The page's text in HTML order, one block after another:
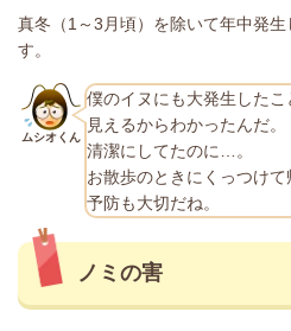
真冬（1～3月頃）を除いて年中発
す。
ムシオくん
僕のイヌにも大発生した
見えるからわかったんだ。
清潔にしてたのに…。
お散歩のときにくっつけて
予防も大切だね。
ノミの害